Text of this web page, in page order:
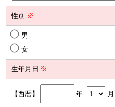
性別 ※
男
女
生年月日 ※
【西暦】 年 月